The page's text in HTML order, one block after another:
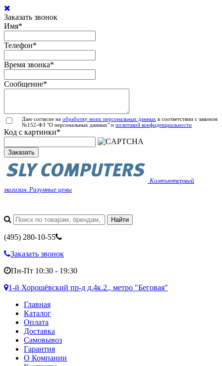
Заказать звонок
Имя*
Телефон*
Время звонка*
Сообщение*
Даю согласие на обработку моих персональных данных в соответствии с законом
№152-ФЗ "О персональных данных" и политикой конфиденциальности
Код с картинки*
Заказать
Компьютерный
магазин. Разумные цены
(495) 280-10-55
Заказать звонок
Пн-Пт 10:30 - 19:30
1-й Хорошёвский пр-д д.4к.2., метро "Беговая"
Главная
Каталог
Оплата
Доставка
Самовывоз
Гарантия
О Компании